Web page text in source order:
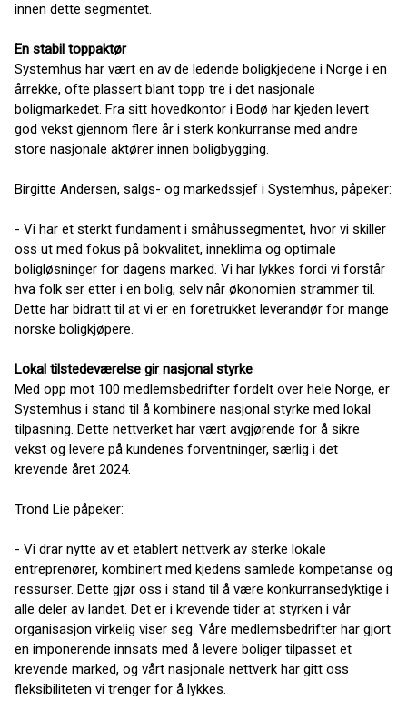
innen dette segmentet.
En stabil toppaktør
Systemhus har vært en av de ledende boligkjedene i Norge i en
årrekke, ofte plassert blant topp tre i det nasjonale
boligmarkedet. Fra sitt hovedkontor i Bodø har kjeden levert
god vekst gjennom flere år i sterk konkurranse med andre
store nasjonale aktører innen boligbygging.
Birgitte Andersen, salgs- og markedssjef i Systemhus, påpeker:
- Vi har et sterkt fundament i småhussegmentet, hvor vi skiller
oss ut med fokus på bokvalitet, inneklima og optimale
boligløsninger for dagens marked. Vi har lykkes fordi vi forstår
hva folk ser etter i en bolig, selv når økonomien strammer til.
Dette har bidratt til at vi er en foretrukket leverandør for mange
norske boligkjøpere.
Lokal tilstedeværelse gir nasjonal styrke
Med opp mot 100 medlemsbedrifter fordelt over hele Norge, er
Systemhus i stand til å kombinere nasjonal styrke med lokal
tilpasning. Dette nettverket har vært avgjørende for å sikre
vekst og levere på kundenes forventninger, særlig i det
krevende året 2024.
Trond Lie påpeker:
- Vi drar nytte av et etablert nettverk av sterke lokale
entreprenører, kombinert med kjedens samlede kompetanse og
ressurser. Dette gjør oss i stand til å være konkurransedyktige i
alle deler av landet. Det er i krevende tider at styrken i vår
organisasjon virkelig viser seg. Våre medlemsbedrifter har gjort
en imponerende innsats med å levere boliger tilpasset et
krevende marked, og vårt nasjonale nettverk har gitt oss
fleksibiliteten vi trenger for å lykkes.